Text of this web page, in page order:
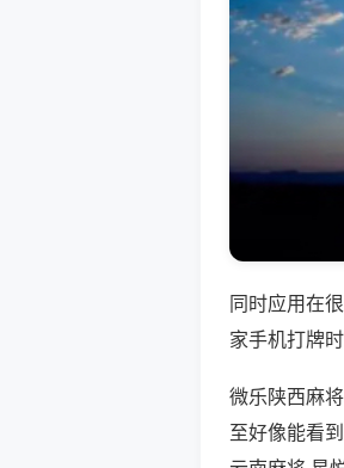
同时应用在
家手机打牌
微乐陕西麻
至好像能看